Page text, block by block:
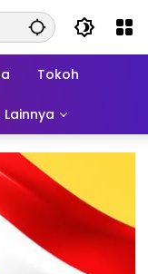
Tokoh
Lainnya